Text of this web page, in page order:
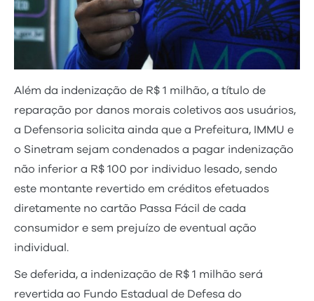
Além da indenização de R$ 1 milhão, a título de
reparação por danos morais coletivos aos usuários,
a Defensoria solicita ainda que a Prefeitura, IMMU e
o Sinetram sejam condenados a pagar indenização
não inferior a R$ 100 por individuo lesado, sendo
este montante revertido em créditos efetuados
diretamente no cartão Passa Fácil de cada
consumidor e sem prejuízo de eventual ação
individual.
Se deferida, a indenização de R$ 1 milhão será
revertida ao Fundo Estadual de Defesa do